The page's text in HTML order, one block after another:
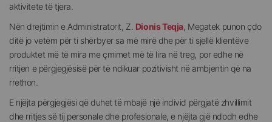
aktivitete të tjera.
Nën drejtimin e Administratorit, Z. Dionis Teqja, Megatek punon çdo
ditë jo vetëm për ti shërbyer sa më mirë dhe për ti sjellë klientëve
produktet më të mira me çmimet më të lira në treg, por edhe në
rritjen e përgjegjësisë për të ndikuar pozitivisht në ambjentin që na
rrethon.
E njëjta përgjegjësi që duhet të mbajë një individ përgjatë zhvillimit
dhe rritjes së tij personale dhe profesionale, e njëjta gjë ndodh edhe